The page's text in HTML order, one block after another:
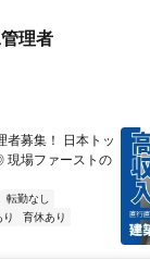
理者
者募集！ 日本トッ
現場ファーストの
転勤なし
り
育休あり